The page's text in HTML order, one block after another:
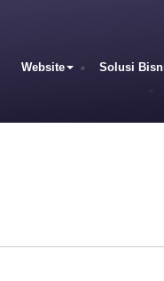
Website Solusi